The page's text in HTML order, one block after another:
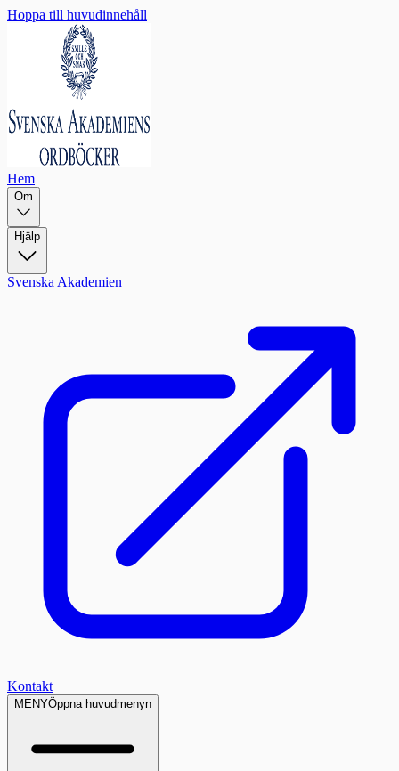
Hoppa till huvudinnehåll
Hem
Om
Hjälp
Svenska Akademien
Kontakt
MENYÖppna huvudmenyn